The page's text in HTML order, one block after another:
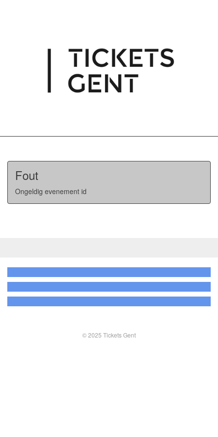
Fout
Ongeldig evenement id
© 2025 Tickets Gent